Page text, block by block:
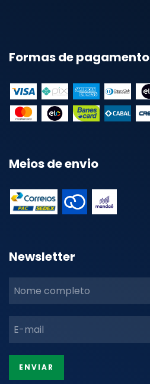
Formas de pagamento
Meios de envio
Newsletter